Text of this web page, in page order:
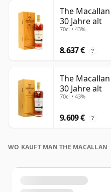
The
30 Jahre alt
70cl • 43%
8.637 € ?
The
30 Jahre alt
70cl • 43%
9.609 € ?
WO KAUFT MAN THE MACALLAN